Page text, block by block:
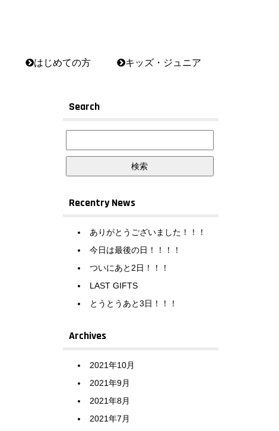
はじめての方 キッズ・ジュニア
Search
Recentry News
ありがとうございました！！！
今日は最後の日！！！！
ついにあと2日！！！
LAST GIFTS
とうとうあと3日！！！
Archives
2021年10月
2021年9月
2021年8月
2021年7月